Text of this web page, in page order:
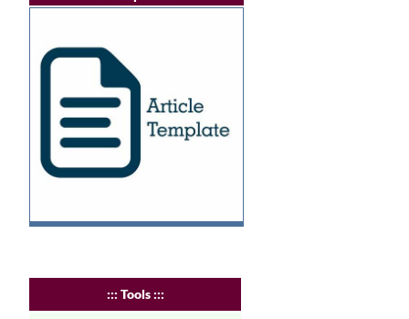
::: Tools :::